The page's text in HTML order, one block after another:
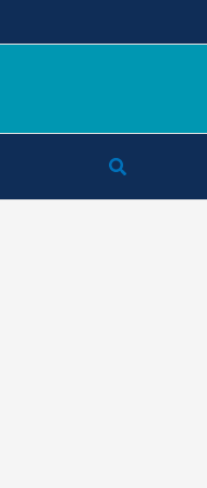
Buscar